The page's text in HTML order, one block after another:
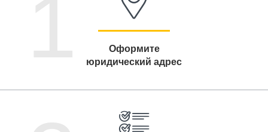
Оформите
юридический адрес